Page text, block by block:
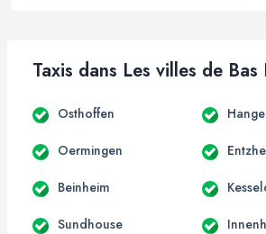
Taxis dans Les villes de Bas
Osthoffen
Oermingen
Beinheim
Sundhouse